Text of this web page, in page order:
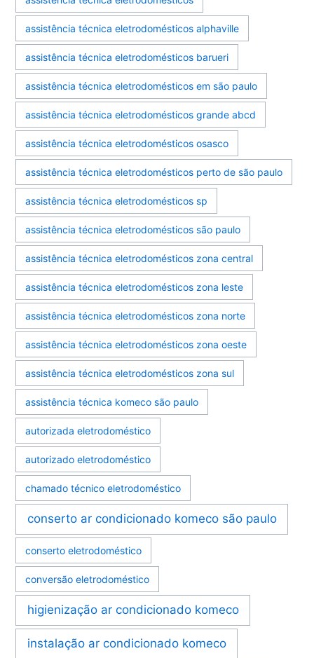
assistência técnica eletrodomésticos alphaville
assistência técnica eletrodomésticos barueri
assistência técnica eletrodomésticos em são paulo
assistência técnica eletrodomésticos grande abcd
assistência técnica eletrodomésticos osasco
assistência técnica eletrodomésticos perto de são paulo
assistência técnica eletrodomésticos sp
assistência técnica eletrodomésticos são paulo
assistência técnica eletrodomésticos zona central
assistência técnica eletrodomésticos zona leste
assistência técnica eletrodomésticos zona norte
assistência técnica eletrodomésticos zona oeste
assistência técnica eletrodomésticos zona sul
assistência técnica komeco são paulo
autorizada eletrodoméstico
autorizado eletrodoméstico
chamado técnico eletrodoméstico
conserto ar condicionado komeco são paulo
conserto eletrodoméstico
conversão eletrodoméstico
higienização ar condicionado komeco
instalação ar condicionado komeco